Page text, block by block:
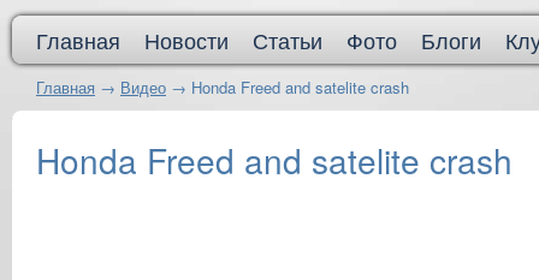
Главная Новости Статьи Фото Блоги
Главная → Видео → Honda Freed and satelite crash
Honda Freed and satelite crash